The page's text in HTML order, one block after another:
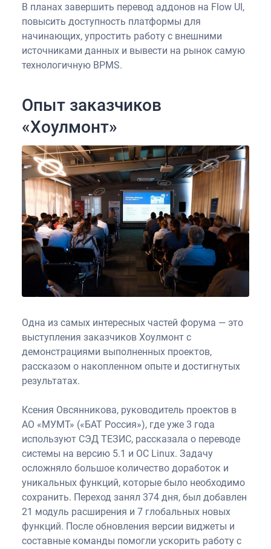
В планах завершить перевод аддонов на Flow UI,
повысить доступность платформы для
начинающих, упростить работу с внешними
источниками данных и вывести на рынок самую
технологичную BPMS.
Опыт заказчиков
«Хоулмонт»
Одна из самых интересных частей форума — это
выступления заказчиков Хоулмонт с
демонстрациями выполненных проектов,
рассказом о накопленном опыте и достигнутых
результатах.
Ксения Овсянникова, руководитель проектов в
АО «МУМТ» («БАТ Россия»), где уже 3 года
используют СЭД ТЕЗИС, рассказала о переводе
системы на версию 5.1 и ОС Linux. Задачу
осложняло большое количество доработок и
уникальных функций, которые было необходимо
сохранить. Переход занял 374 дня, был добавлен
21 модуль расширения и 7 глобальных новых
функций. После обновления версии виджеты и
составные команды помогли ускорить работу с